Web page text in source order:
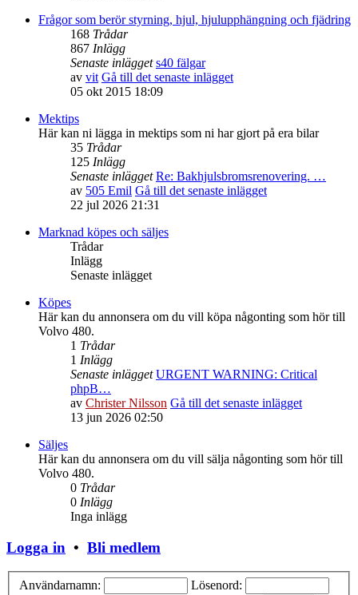
Frågor som berör styrning, hjul, hjulupphängning och fjädring
168 Trådar
867 Inlägg
Senaste inlägget s40 fälgar
av vit Gå till det senaste inlägget
05 okt 2015 18:09
Mektips
Här kan ni lägga in mektips som ni har gjort på era bilar
35 Trådar
125 Inlägg
Senaste inlägget Re: Bakhjulsbromsrenovering. …
av 505 Emil Gå till det senaste inlägget
22 jul 2026 21:31
Marknad köpes och säljes
Trådar
Inlägg
Senaste inlägget
Köpes
Här kan du annonsera om du vill köpa någonting som hör till
Volvo 480.
1 Trådar
1 Inlägg
Senaste inlägget URGENT WARNING: Critical
phpB…
av Christer Nilsson Gå till det senaste inlägget
13 jun 2026 02:50
Säljes
Här kan du annonsera om du vill sälja någonting som hör till
Volvo 480.
0 Trådar
0 Inlägg
Inga inlägg
Logga in • Bli medlem
Användarnamn:
Lösenord: